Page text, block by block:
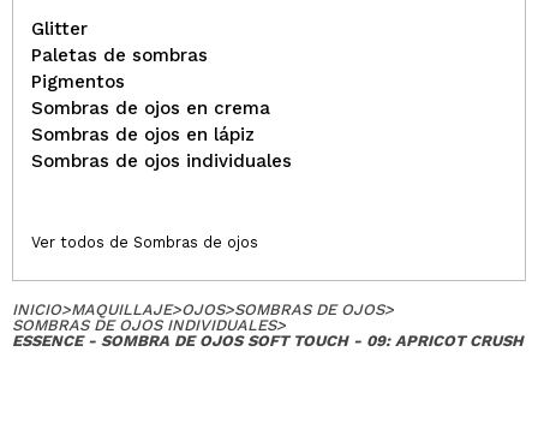
Glitter
Paletas de sombras
Pigmentos
Sombras de ojos en crema
Sombras de ojos en lápiz
Sombras de ojos individuales
Ver todos de Sombras de ojos
INICIO>MAQUILLAJE>OJOS>SOMBRAS DE OJOS>
SOMBRAS DE OJOS INDIVIDUALES>
ESSENCE - SOMBRA DE OJOS SOFT TOUCH - 09: APRICOT CRUSH